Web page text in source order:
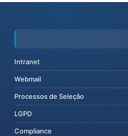
Intranet
Webmail
Processos de Seleção
LGPD
Compliance